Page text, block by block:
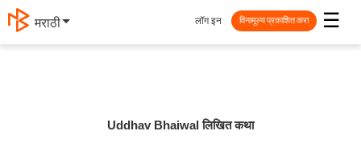
मराठी ☰
लॉग इन विनामूल्य प्रकाशित करा
Uddhav Bhaiwal लिखित कथा